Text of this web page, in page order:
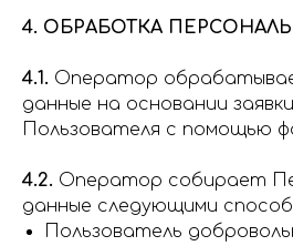
4. ОБРАБОТКА
4.1. Оператор
данные на основании
Пользователя с помощью
4.2. Оператор собирает
данные следующими
Пользователь